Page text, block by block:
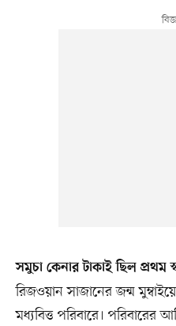
সমুচা কেনার টাকাই ছিল প্রথম
রিজওয়ান সাজানের জন্ম
মধ্যবিত্ত পরিবারে। পরিবারের